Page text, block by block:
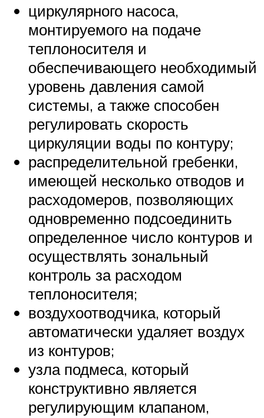
циркулярного насоса,
монтируемого на подаче
теплоносителя и
обеспечивающего необходимый
уровень давления самой
системы, а также способен
регулировать скорость
циркуляции воды по контуру;
распределительной гребенки,
имеющей несколько отводов и
расходомеров, позволяющих
одновременно подсоединить
определенное число контуров и
осуществлять зональный
контроль за расходом
теплоносителя;
воздухоотводчика, который
автоматически удаляет воздух
из контуров;
узла подмеса, который
конструктивно является
регулирующим клапаном,